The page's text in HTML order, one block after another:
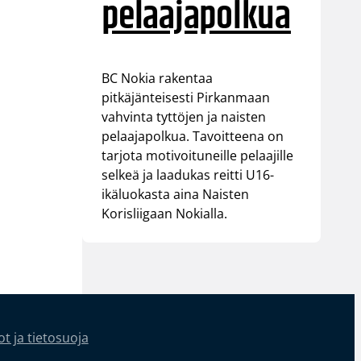
pelaajapolkua
BC Nokia rakentaa
pitkäjänteisesti Pirkanmaan
vahvinta tyttöjen ja naisten
pelaajapolkua. Tavoitteena on
tarjota motivoituneille pelaajille
selkeä ja laadukas reitti U16-
ikäluokasta aina Naisten
Korisliigaan Nokialla.
ja tietosuoja